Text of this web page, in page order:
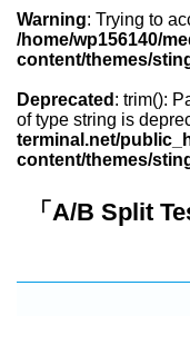
Warning: Trying to
/home/wp156140/
content/themes/
Deprecated : trim():
of type string is
terminal.net/
content/themes/
「A/B Split